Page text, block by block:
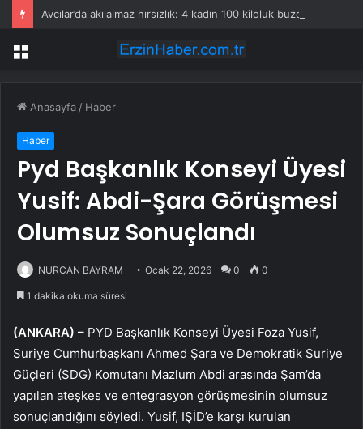
Menü
Anasayfa / Haber
Haber
Pyd Başkanlık Konseyi Üyesi
Yusif: Abdi-Şara Görüşmesi
Olumsuz Sonuçlandı
NURCAN BAYRAM Ocak 22, 2026 0 0
1 dakika okuma süresi
(ANKARA) – PYD Başkanlık Konseyi Üyesi Foza Yusif,
Suriye Cumhurbaşkanı Ahmed Şara ve Demokratik Suriye
Güçleri (SDG) Komutanı Mazlum Abdi arasında Şam’da
yapılan ateşkes ve entegrasyon görüşmesinin olumsuz
sonuçlandığını söyledi. Yusif, IŞİD’e karşı kurulan